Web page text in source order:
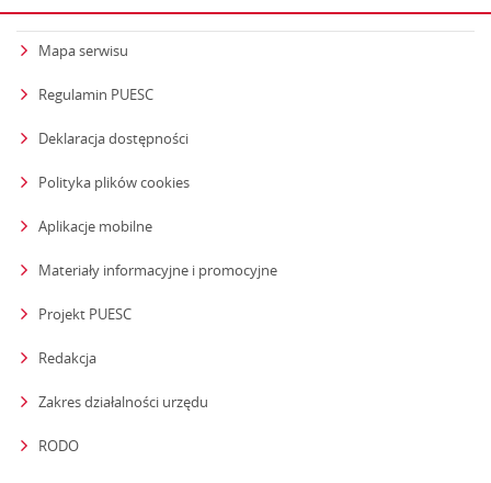
Mapa serwisu
Regulamin PUESC
Deklaracja dostępności
Polityka plików cookies
Aplikacje mobilne
Materiały informacyjne i promocyjne
Projekt PUESC
Redakcja
Zakres działalności urzędu
RODO